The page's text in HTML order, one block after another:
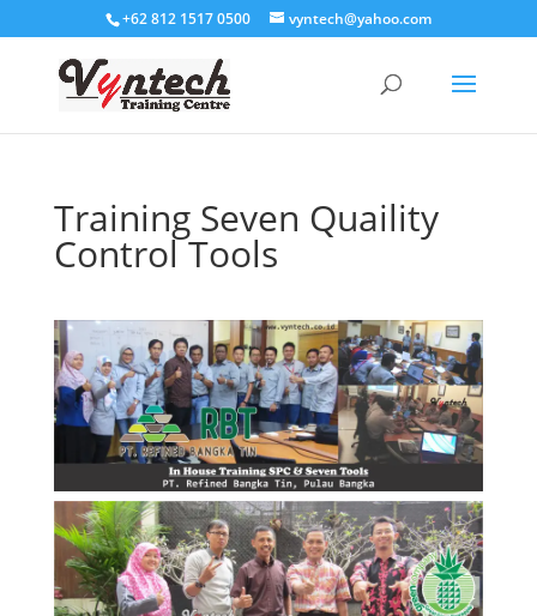
+62 812 1517 0500 vyntech@yahoo.com
Training Seven Quaility
Control Tools